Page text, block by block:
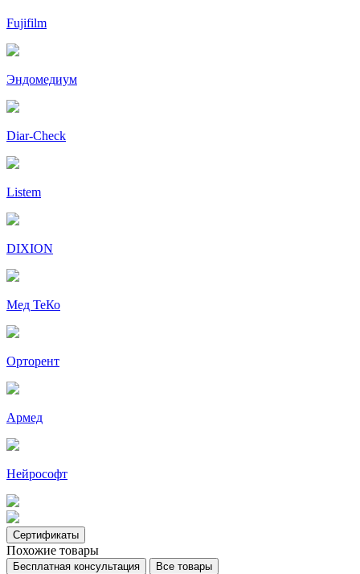
Fujifilm
Эндомедиум
Diar-Cheсk
Listem
DIXION
Мед ТеКо
Орторент
Армед
Нейрософт
Сертификаты
Похожие товары
Бесплатная консультация Все товары